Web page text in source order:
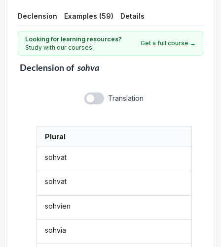
Declension Examples (59) Details
Looking for learning resources?
Study with our courses!
Get a full course →
Declensionof sohva
Translation
Plural
sohvat
sohvat
sohvien
sohvia